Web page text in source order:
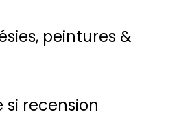
peintures &
si recension